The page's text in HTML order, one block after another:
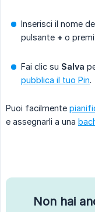
Inserisci il nome
pulsante + o
Fai clic su Salva
pubblica il tuo Pin.
Puoi facilmente
e assegnarli a una
Non hai